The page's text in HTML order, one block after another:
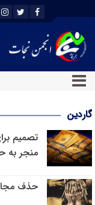
گاردین
تصمیم
منجر به
حذف